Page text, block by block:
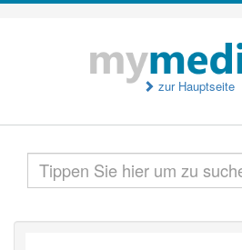
zur Hauptseite